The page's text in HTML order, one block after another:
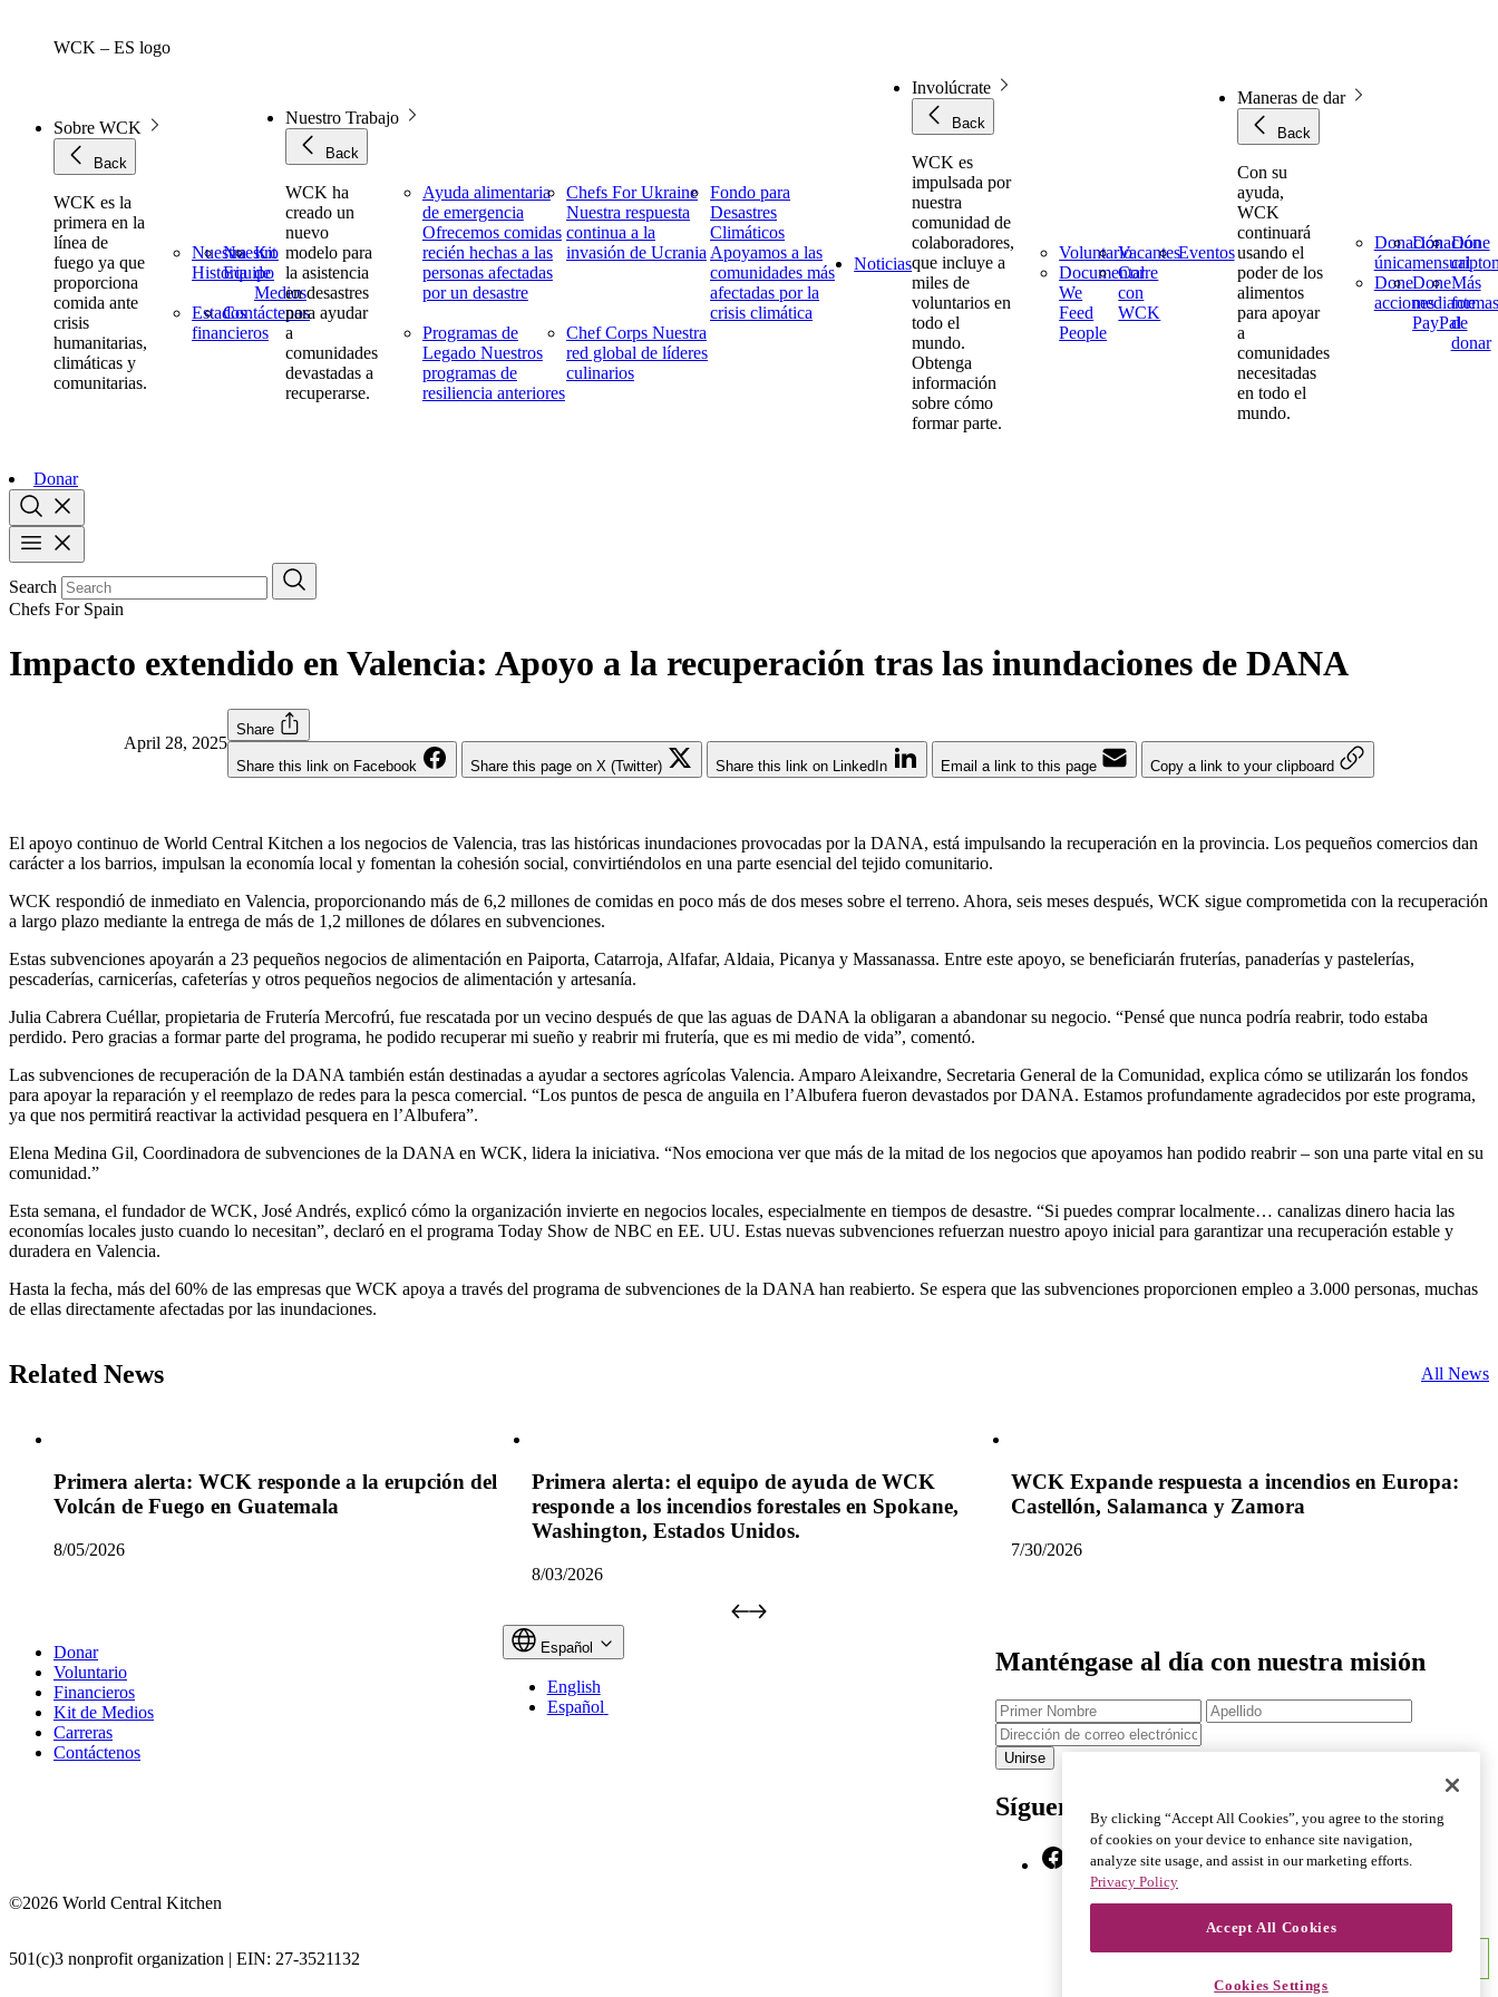
WCK – ES logo
Sobre WCK
Back
WCK es la
primera en la
línea de
fuego ya que
proporciona
comida ante
crisis
humanitarias,
climáticas y
comunitarias.
Nuestra
Historia
Nuestro
Equipo
Kit
de
Medios
Estados
financieros
Contáctenos
Nuestro Trabajo
Back
WCK ha
creado un
nuevo
modelo para
la asistencia
en desastres
para ayudar
a
comunidades
devastadas a
recuperarse.
Ayuda alimentaria
de emergencia
Ofrecemos comidas
recién hechas a las
personas afectadas
por un desastre
Chefs For Ukraine
Nuestra respuesta
continua a la
invasión de Ucrania
Fondo para
Desastres
Climáticos
Apoyamos a las
comunidades más
afectadas por la
crisis climática
Programas de
Legado Nuestros
programas de
resiliencia anteriores
Chef Corps Nuestra
red global de líderes
culinarios
Noticias
Involúcrate
Back
WCK es
impulsada por
nuestra
comunidad de
colaboradores,
que incluye a
miles de
voluntarios en
todo el
mundo.
Obtenga
información
sobre cómo
formar parte.
VoluntarioVacantesEventos
Documental
We
Feed
People
Corre
con
WCK
Maneras de dar
Back
Con su
ayuda,
WCK
continuará
usando el
poder de los
alimentos
para apoyar
a
comunidades
necesitadas
en todo el
mundo.
Donación
única
Donación
mensual
Done
Done
acciones
Done
mediante
PayPal
Más
formas
de
donar
Donar
Search
Chefs For Spain
Impacto extendido en Valencia: Apoyo a la recuperación tras las inundaciones de DANA
April 28, 2025
Share
Share this link on Facebook Share this page on X (Twitter) Share this link on LinkedIn Email a link to this page Copy a link to your clipboard
El apoyo continuo de World Central Kitchen a los negocios de Valencia, tras las históricas inundaciones provocadas por la DANA, está impulsando la recuperación en la provincia. Los pequeños comercios dan
carácter a los barrios, impulsan la economía local y fomentan la cohesión social, convirtiéndolos en una parte esencial del tejido comunitario.
WCK respondió de inmediato en Valencia, proporcionando más de 6,2 millones de comidas en poco más de dos meses sobre el terreno. Ahora, seis meses después, WCK sigue comprometida con la recuperación
a largo plazo mediante la entrega de más de 1,2 millones de dólares en subvenciones.
Estas subvenciones apoyarán a 23 pequeños negocios de alimentación en Paiporta, Catarroja, Alfafar, Aldaia, Picanya y Massanassa. Entre este apoyo, se beneficiarán fruterías, panaderías y pastelerías,
pescaderías, carnicerías, cafeterías y otros pequeños negocios de alimentación y artesanía.
Julia Cabrera Cuéllar, propietaria de Frutería Mercofrú, fue rescatada por un vecino después de que las aguas de DANA la obligaran a abandonar su negocio. “Pensé que nunca podría reabrir, todo estaba
perdido. Pero gracias a formar parte del programa, he podido recuperar mi sueño y reabrir mi frutería, que es mi medio de vida”, comentó.
Las subvenciones de recuperación de la DANA también están destinadas a ayudar a sectores agrícolas Valencia. Amparo Aleixandre, Secretaria General de la Comunidad, explica cómo se utilizarán los fondos
para apoyar la reparación y el reemplazo de redes para la pesca comercial. “Los puntos de pesca de anguila en l’Albufera fueron devastados por DANA. Estamos profundamente agradecidos por este programa,
ya que nos permitirá reactivar la actividad pesquera en l’Albufera”.
Elena Medina Gil, Coordinadora de subvenciones de la DANA en WCK, lidera la iniciativa. “Nos emociona ver que más de la mitad de los negocios que apoyamos han podido reabrir – son una parte vital en su
comunidad.”
Esta semana, el fundador de WCK, José Andrés, explicó cómo la organización invierte en negocios locales, especialmente en tiempos de desastre. “Si puedes comprar localmente… canalizas dinero hacia las
economías locales justo cuando lo necesitan”, declaró en el programa Today Show de NBC en EE. UU. Estas nuevas subvenciones refuerzan nuestro apoyo inicial para garantizar una recuperación estable y
duradera en Valencia.
Hasta la fecha, más del 60% de las empresas que WCK apoya a través del programa de subvenciones de la DANA han reabierto. Se espera que las subvenciones proporcionen empleo a 3.000 personas, muchas
de ellas directamente afectadas por las inundaciones.
Related News All News
Primera alerta: WCK responde a la erupción del
Volcán de Fuego en Guatemala
8/05/2026
Primera alerta: el equipo de ayuda de WCK
responde a los incendios forestales en Spokane,
Washington, Estados Unidos.
8/03/2026
WCK Expande respuesta a incendios en Europa:
Castellón, Salamanca y Zamora
7/30/2026
Donar
Voluntario
Financieros
Kit de Medios
Carreras
Contáctenos
Español
English
Español
Manténgase al día con nuestra misión
Primer
Nombre
Apellido
Dirección
de
correo
Síguenos
FacebookInstagram
YouTubeTikTokBluesky
LinkedIn
©2026 World Central Kitchen
501(c)3 nonprofit organization | EIN: 27-3521132
By clicking “Accept All Cookies”, you agree to the storing
of cookies on your device to enhance site navigation,
analyze site usage, and assist in our marketing efforts.
Privacy Policy
Accept All Cookies
Cookies Settings